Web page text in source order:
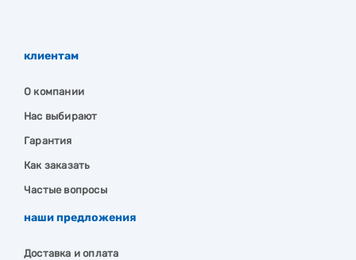
клиентам
О компании
Нас выбирают
Гарантия
Как заказать
Частые вопросы
наши предложения
Доставка и оплата